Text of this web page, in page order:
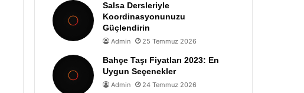
Salsa Dersleriyle
Koordinasyonunuzu
Güçlendirin
Admin 25 Temmuz 2026
Bahçe Taşı Fiyatları 2023: En
Uygun Seçenekler
Admin 24 Temmuz 2026